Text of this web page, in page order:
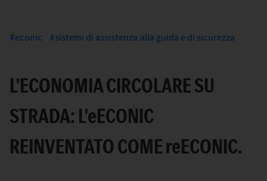
econic sistemi di assistenza alla guida e di sicurezza
L'ECONOMIA CIRCOLARE SU
STRADA: L'eECONIC
REINVENTATO COMEreECONIC.